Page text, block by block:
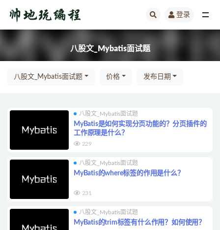
登录
八股文_Mybatis面试题
八股文_Mybatis面试题 价格 发布日期
八股文_Mybatis面试题
MyBatis是如何实现分页功能的？分页插件的
工作原理是什么？
229
八股文_Mybatis面试题
MyBatis的where标签的作用是什么？
231
八股文_Mybatis面试题
MyBatis的trim标签有什么作用？如何使用？